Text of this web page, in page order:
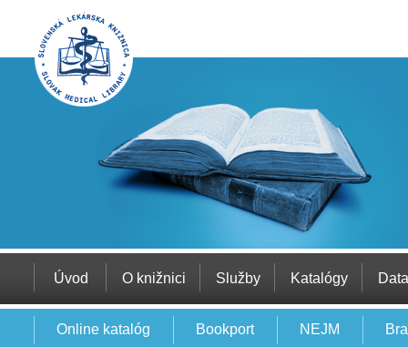
Úvod O knižnici Služby Katalógy
Online katalóg Bookport NEJM